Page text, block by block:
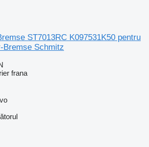
ST7013RC K097531K50 pentru
Bremse Schmitz
frana